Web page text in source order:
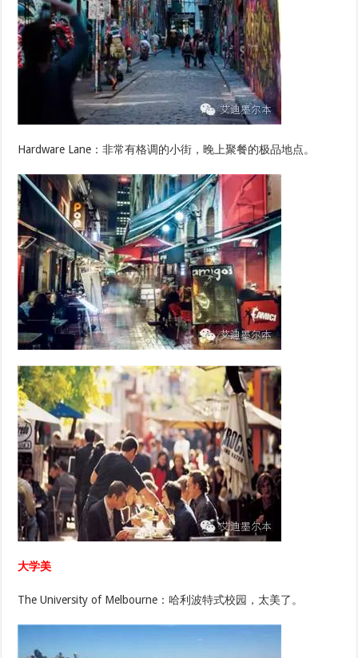
Hardware Lane：非常有格调的小街，晚上聚餐的极品地点。
大学美
The University of Melbourne：哈利波特式校园，太美了。